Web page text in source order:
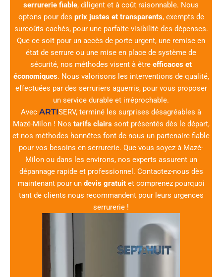
serrurerie fiable, diligent et à coût raisonnable. Nous
optons pour des prix justes et transparents, exempts de
surcoûts cachés, pour une parfaite visibilité des dépenses.
Que ce soit pour un accès de porte urgent, une remise en
état de serrure ou une mise en place de système de
sécurité, nos méthodes visent à être efficaces et
économiques. Nous valorisons les interventions de qualité,
effectuées par des serruriers aguerris, pour vous proposer
un service durable et irréprochable.
Avec ARTISERV, terminé les surprises désagréables à
Mazé-Milon ! Nos tarifs clairssont présentés dès le départ,
et nos méthodes honnêtes font de nous un partenaire fiable
pour vos besoins en serrurerie. Que vous soyez à Mazé-
Milon ou dans les environs, nos experts assurent un
dépannage rapide et professionnel. Contactez-nous dès
maintenant pour un devis gratuitet comprenez pourquoi
tant de clients nous recommandent pour leurs urgences
serrurerie !